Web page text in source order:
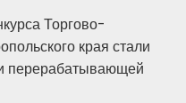
Торгово-
края стали
перерабатывающей